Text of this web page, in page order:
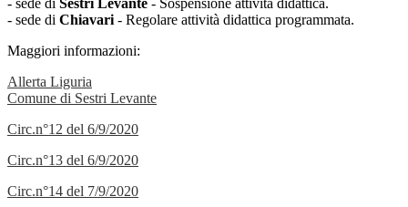
- sede di Sestri Levante - Sospensione attività didattica.
- sede di Chiavari - Regolare attività didattica programmata.
Maggiori informazioni:
Allerta Liguria
Comune di Sestri Levante
Circ.n°12 del 6/9/2020
Circ.n°13 del 6/9/2020
Circ.n°14 del 7/9/2020